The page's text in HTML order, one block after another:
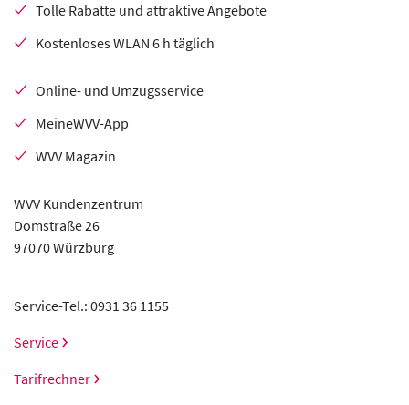
Tolle Rabatte und attraktive Angebote
Kostenloses WLAN 6 h täglich
Online- und Umzugsservice
MeineWVV-App
WVV Magazin
WVV Kundenzentrum
Domstraße 26
97070 Würzburg
Service-Tel.: 0931 36 1155
Service
Tarifrechner